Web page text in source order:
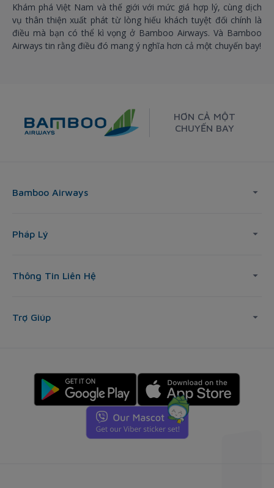
Khám phá Việt Nam và thế giới với mức giá hợp lý, cùng dịch
vụ thân thiện xuất phát từ lòng hiếu khách tuyệt đối chính là
điều mà bạn có thể kì vọng ở Bamboo Airways. Và Bamboo
Airways tin rằng điều đó mang ý nghĩa hơn cả một chuyến bay!
HƠN CẢ MỘT
CHUYẾN BAY
Bamboo Airways
Pháp Lý
Thông Tin Liên Hệ
Trợ Giúp